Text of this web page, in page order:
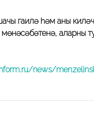
гаилә һәм аның
news/